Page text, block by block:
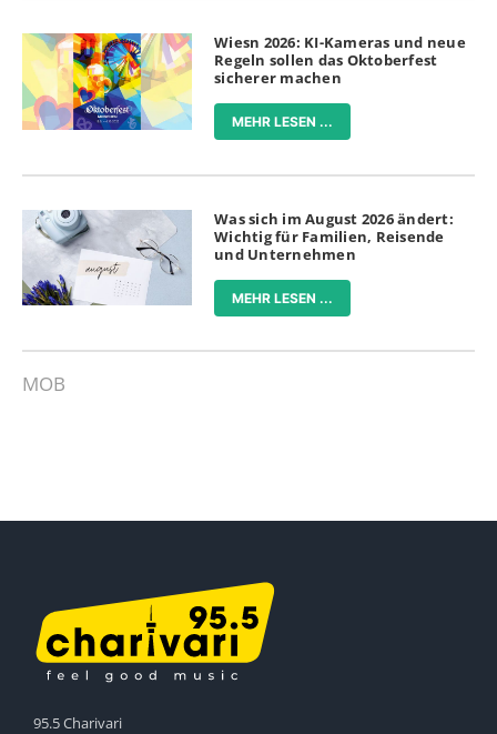
Wiesn 2026: KI-Kameras und neue
Regeln sollen das Oktoberfest
sicherer machen
MEHR LESEN ...
Was sich im August 2026 ändert:
Wichtig für Familien, Reisende
und Unternehmen
MEHR LESEN ...
MOB
95.5 Charivari